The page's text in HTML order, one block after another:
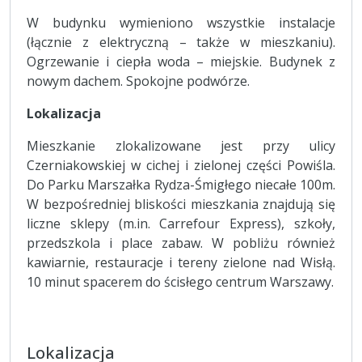
W budynku wymieniono wszystkie instalacje
(łącznie z elektryczną – także w mieszkaniu).
Ogrzewanie i ciepła woda – miejskie. Budynek z
nowym dachem. Spokojne podwórze.
Lokalizacja
Mieszkanie zlokalizowane jest przy ulicy
Czerniakowskiej w cichej i zielonej części Powiśla.
Do Parku Marszałka Rydza-Śmigłego niecałe 100m.
W bezpośredniej bliskości mieszkania znajdują się
liczne sklepy (m.in. Carrefour Express), szkoły,
przedszkola i place zabaw. W pobliżu również
kawiarnie, restauracje i tereny zielone nad Wisłą.
10 minut spacerem do ścisłego centrum Warszawy.
Lokalizacja